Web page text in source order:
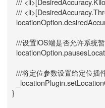
///
///设置iOS端是否允许系统
///将定位参数设置给定位插
}